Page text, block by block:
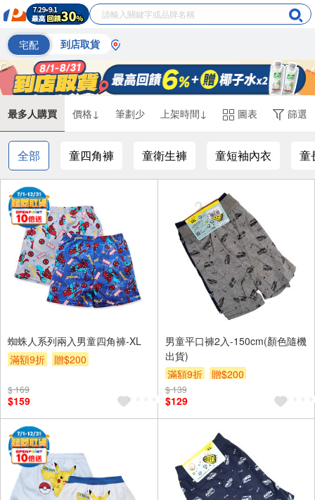
宅配 到店取貨
最多人購買 價格↓ 筆劃少 上架時間↓ 圖表 篩選
全部 童四角褲 童衛生褲 童短袖內衣 童
蜘蛛人系列兩入男童四角褲-XL
滿額9折
贈$200
$ 169
$159
男童平口褲2入-150cm(顏色隨機
出貨)
滿額9折
贈$200
$ 139
$129